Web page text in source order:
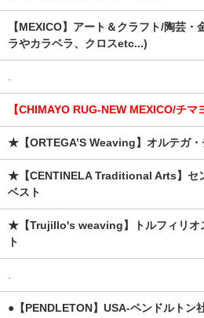
【MEXICO】アート＆クラフト/陶芸・
ラやカラベラ、クロスetc...)
【CHIMAYO RUG-NEW MEXICO/チマ
★【ORTEGA’S Weaving】オルテガ・
★【CENTINELA Traditional Arts】セ
ベスト
★【Trujillo's weaving】トルフィリオ
ト
●【PENDLETON】USA-ペンドルトン